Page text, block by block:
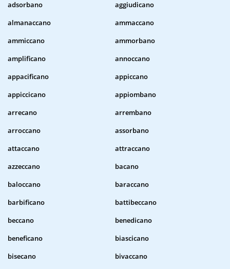
adsorbano
aggiudicano
almanaccano
ammaccano
ammiccano
ammorbano
amplificano
annoccano
appacificano
appiccano
appiccicano
appiombano
arrecano
arrembano
arroccano
assorbano
attaccano
attraccano
azzeccano
bacano
baloccano
baraccano
barbificano
battibeccano
beccano
benedicano
beneficano
biascicano
bisecano
bivaccano